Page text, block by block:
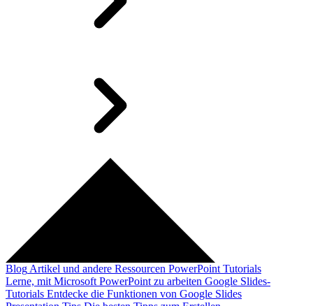
Blog Artikel und andere Ressourcen PowerPoint Tutorials
Lerne, mit Microsoft PowerPoint zu arbeiten Google Slides-
Tutorials Entdecke die Funktionen von Google Slides